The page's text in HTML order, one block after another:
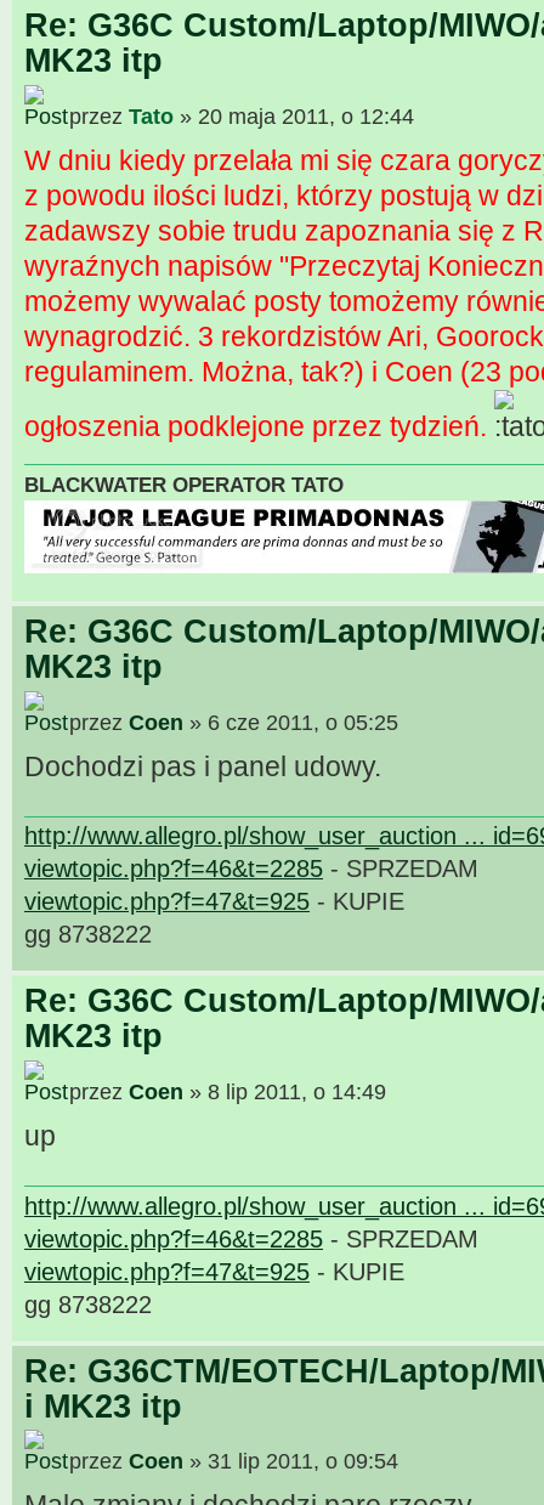
Re: G36C Custom/Laptop/
MK23 itp
przez Tato » 20 maja 2011, o 12:44
W dniu kiedy przelała mi się czara
z powodu ilości ludzi, którzy postują w
zadawszy sobie trudu zapoznania się z
wyraźnych napisów "Przeczytaj
możemy wywalać posty tomożemy
wynagrodzić. 3 rekordzistów Ari,
regulaminem. Można, tak?) i Coen (23
ogłoszenia podklejone przez tydzień.
BLACKWATER OPERATOR TATO
Re: G36C Custom/Laptop/
MK23 itp
przez Coen » 6 cze 2011, o 05:25
Dochodzi pas i panel udowy.
http://www.allegro.pl/show_user_auction ...
viewtopic.php?f=46&t=2285 - SPRZEDAM
viewtopic.php?f=47&t=925 - KUPIE
gg 8738222
Re: G36C Custom/Laptop/
MK23 itp
przez Coen » 8 lip 2011, o 14:49
up
http://www.allegro.pl/show_user_auction ...
viewtopic.php?f=46&t=2285 - SPRZEDAM
viewtopic.php?f=47&t=925 - KUPIE
gg 8738222
Re: G36CTM/EOTECH/Laptop/
i MK23 itp
przez Coen » 31 lip 2011, o 09:54